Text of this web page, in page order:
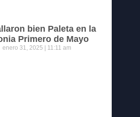
bien Paleta en la
Primero de Mayo
enero 31, 2025 11:11 am